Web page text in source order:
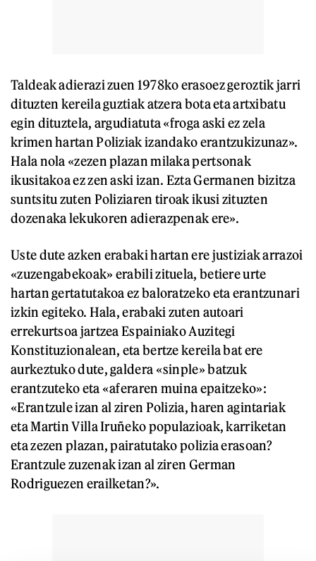
Taldeak adierazi zuen 1978ko erasoez geroztik jarri
dituzten kereila guztiak atzera bota eta artxibatu
egin dituztela, argudiatuta «froga aski ez zela
krimen hartan Poliziak izandako erantzukizunaz».
Hala nola «zezen plazan milaka pertsonak
ikusitakoa ez zen aski izan. Ezta Germanen bizitza
suntsitu zuten Poliziaren tiroak ikusi zituzten
dozenaka lekukoren adierazpenak ere».
Uste dute azken erabaki hartan ere justiziak arrazoi
«zuzengabekoak» erabili zituela, betiere urte
hartan gertatutakoa ez baloratzeko eta erantzunari
izkin egiteko. Hala, erabaki zuten autoari
errekurtsoa jartzea Espainiako Auzitegi
Konstituzionalean, eta bertze kereila bat ere
aurkeztuko dute, galdera «sinple» batzuk
erantzuteko eta «aferaren muina epaitzeko»:
«Erantzule izan al ziren Polizia, haren agintariak
eta Martin Villa Iruñeko populazioak, karriketan
eta zezen plazan, pairatutako polizia erasoan?
Erantzule zuzenak izan al ziren German
Rodriguezen erailketan?».